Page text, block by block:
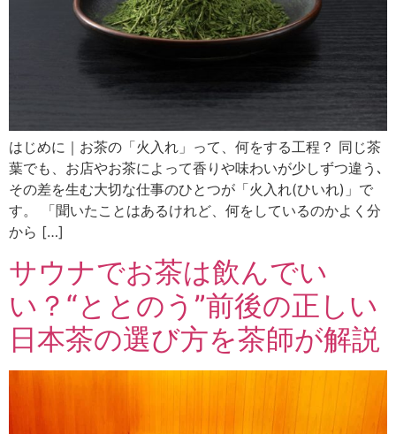
はじめに｜お茶の「火入れ」って、何をする工程？ 同じ茶
葉でも、お店やお茶によって香りや味わいが少しずつ違う､
その差を生む大切な仕事のひとつが「火入れ(ひいれ)」で
す。 「聞いたことはあるけれど、何をしているのかよく分
から […]
サウナでお茶は飲んでい
い？“ととのう”前後の正しい
日本茶の選び方を茶師が解説